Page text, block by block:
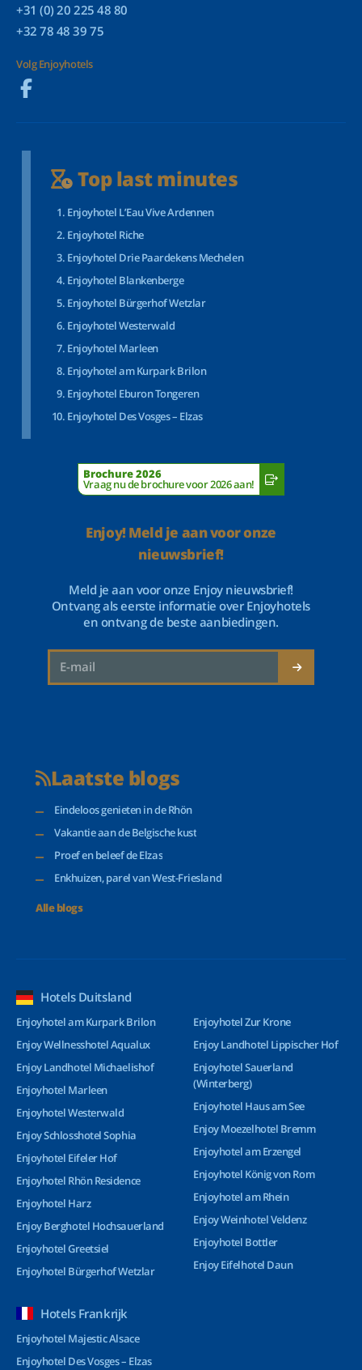
+31 (0) 20 225 48 80
+32 78 48 39 75
Volg Enjoyhotels
Top last minutes
Enjoyhotel L’Eau Vive Ardennen
Enjoyhotel Riche
Enjoyhotel Drie Paardekens Mechelen
Enjoyhotel Blankenberge
Enjoyhotel Bürgerhof Wetzlar
Enjoyhotel Westerwald
Enjoyhotel Marleen
Enjoyhotel am Kurpark Brilon
Enjoyhotel Eburon Tongeren
Enjoyhotel Des Vosges – Elzas
Brochure 2026
Vraag nu de brochure voor 2026 aan!
Enjoy! Meld je aan voor onze
nieuwsbrief!
Meld je aan voor onze Enjoy nieuwsbrief!
Ontvang als eerste informatie over Enjoyhotels
en ontvang de beste aanbiedingen.
Laatste blogs
Eindeloos genieten in de Rhön
Vakantie aan de Belgische kust
Proef en beleef de Elzas
Enkhuizen, parel van West-Friesland
Alle blogs
Hotels Duitsland
Enjoyhotel am Kurpark Brilon
Enjoy Wellnesshotel Aqualux
Enjoy Landhotel Michaelishof
Enjoyhotel Marleen
Enjoyhotel Westerwald
Enjoy Schlosshotel Sophia
Enjoyhotel Eifeler Hof
Enjoyhotel Rhön Residence
Enjoyhotel Harz
Enjoy Berghotel Hochsauerland
Enjoyhotel Greetsiel
Enjoyhotel Bürgerhof Wetzlar
Enjoyhotel Zur Krone
Enjoy Landhotel Lippischer Hof
Enjoyhotel Sauerland
(Winterberg)
Enjoyhotel Haus am See
Enjoy Moezelhotel Bremm
Enjoyhotel am Erzengel
Enjoyhotel König von Rom
Enjoyhotel am Rhein
Enjoy Weinhotel Veldenz
Enjoyhotel Bottler
Enjoy Eifelhotel Daun
Hotels Frankrijk
Enjoyhotel Majestic Alsace
Enjoyhotel Des Vosges – Elzas